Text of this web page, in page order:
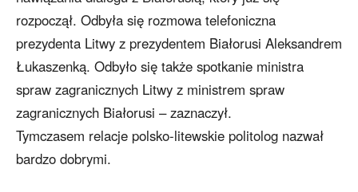
rozpoczął. Odbyła się rozmowa telefoniczna
prezydenta Litwy z prezydentem Białorusi Aleksandrem
Łukaszenką. Odbyło się także spotkanie ministra
spraw zagranicznych Litwy z ministrem spraw
zagranicznych Białorusi – zaznaczył.
Tymczasem relacje polsko-litewskie politolog nazwał
bardzo dobrymi.